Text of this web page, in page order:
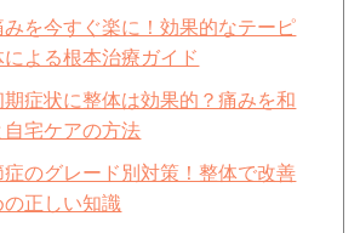
を今すぐ楽に！効果的なテーピ
よる根本治療ガイド
症状に整体は効果的？痛みを和
自宅ケアの方法
のグレード別対策！整体で改善
の正しい知識